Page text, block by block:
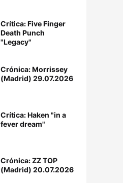
Crítica: Five Finger
Death Punch
"Legacy"
Crónica: Morrissey
(Madrid) 29.07.2026
Crítica: Haken "in a
fever dream"
Crónica: ZZ TOP
(Madrid) 20.07.2026